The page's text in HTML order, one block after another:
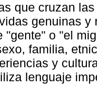
que cruzan
genuinas y
"gente" o "el
familia,
y
lenguaje